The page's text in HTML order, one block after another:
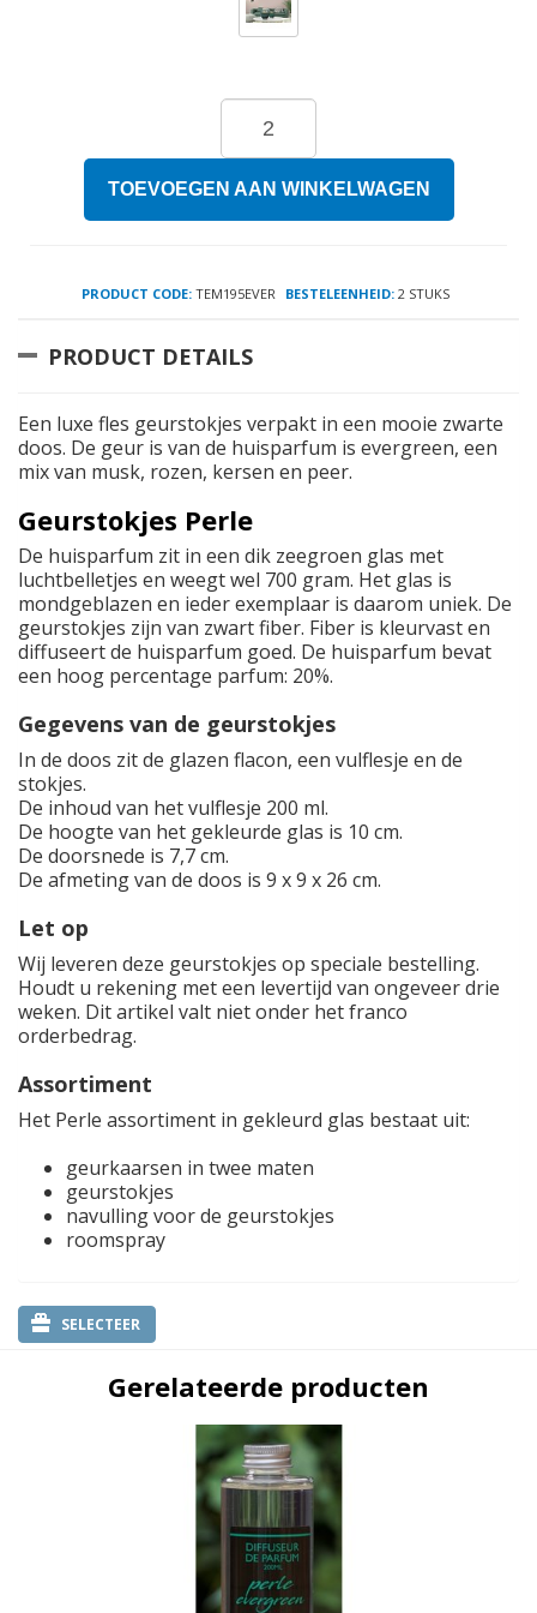
TOEVOEGEN AAN WINKELWAGEN
PRODUCT CODE: TEM195EVER BESTELEENHEID: 2 STUKS
PRODUCT DETAILS
Een luxe fles geurstokjes verpakt in een mooie zwarte
doos. De geur is van de huisparfum is evergreen, een
mix van musk, rozen, kersen en peer.
Geurstokjes Perle
De huisparfum zit in een dik zeegroen glas met
luchtbelletjes en weegt wel 700 gram. Het glas is
mondgeblazen en ieder exemplaar is daarom uniek. De
geurstokjes zijn van zwart fiber. Fiber is kleurvast en
diffuseert de huisparfum goed. De huisparfum bevat
een hoog percentage parfum: 20%.
Gegevens van de geurstokjes
In de doos zit de glazen flacon, een vulflesje en de
stokjes.
De inhoud van het vulflesje 200 ml.
De hoogte van het gekleurde glas is 10 cm.
De doorsnede is 7,7 cm.
De afmeting van de doos is 9 x 9 x 26 cm.
Let op
Wij leveren deze geurstokjes op speciale bestelling.
Houdt u rekening met een levertijd van ongeveer drie
weken. Dit artikel valt niet onder het franco
orderbedrag.
Assortiment
Het Perle assortiment in gekleurd glas bestaat uit:
geurkaarsen in twee maten
geurstokjes
navulling voor de geurstokjes
roomspray
SELECTEER
Gerelateerde producten